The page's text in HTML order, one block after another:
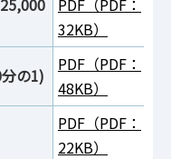
32KB）
の1)
PDF（PDF：
48KB）
PDF（PDF：
22KB）